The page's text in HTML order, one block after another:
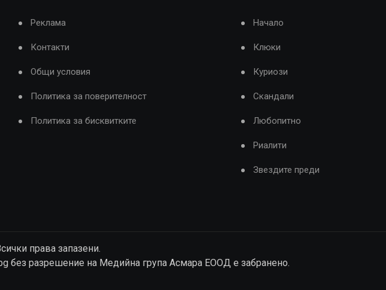
Реклама
Контакти
Общи условия
Политика за поверителност
Политика за бисквитките
Начало
Клюки
Куриози
Скандали
Любопитно
Риалити
Звездите преди
права запазени.
без разрешение на Медийна група Асмара ЕООД е забранено.